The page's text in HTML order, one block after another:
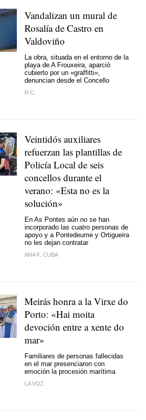
Vandalizan un mural de
Rosalía de Castro en
Valdoviño
La obra, situada en el entorno de la
playa de A Frouxeira, aparció
cubierto por un «graffitti»,
denuncian desde el Concello
R.C.
Veintidós auxiliares
refuerzan las plantillas de
Policía Local de seis
concellos durante el
verano: «Esta no es la
solución»
En As Pontes aún no se han
incorporado las cuatro personas de
apoyo y a Pontedeume y Ortigueira
no les dejan contratar
ANA F. CUBA
Meirás honra a la Virxe do
Porto: «Hai moita
devoción entre a xente do
mar»
Familiares de personas fallecidas
en el mar presenciaron con
emoción la procesión marítima
LA VOZ